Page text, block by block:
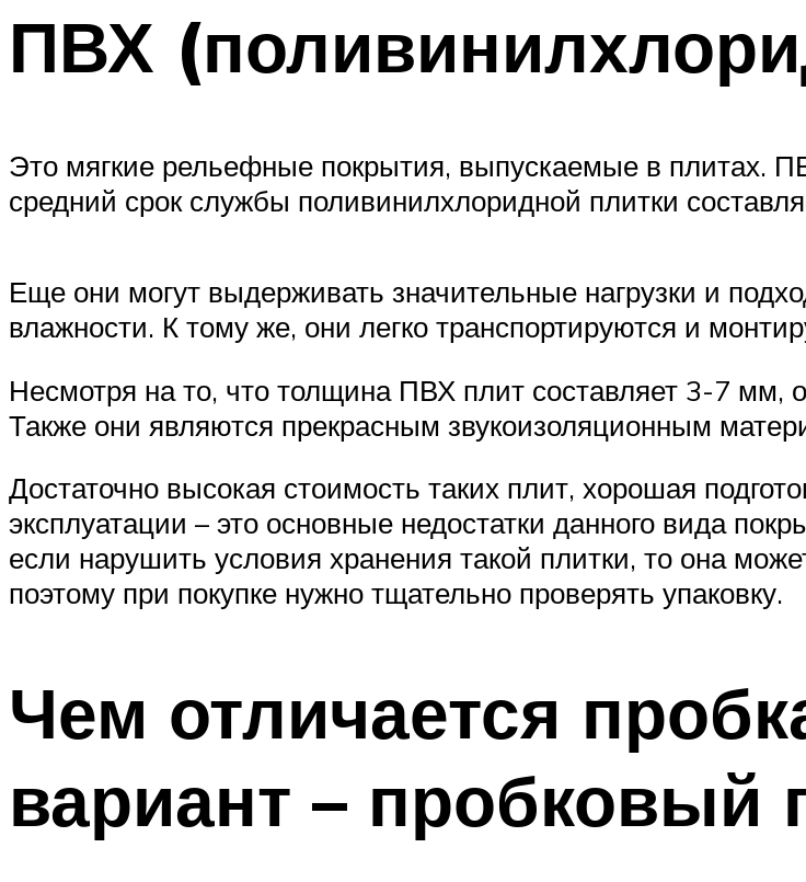
ПВХ
Это мягкие рельефные покрытия, выпускаемые в плитах.
средний срок службы поливинилхлоридной плитки
Еще они могут выдерживать значительные нагрузки и
влажности. К тому же, они легко транспортируются и
Несмотря на то, что толщина ПВХ плит составляет 3-7 мм,
Также они являются прекрасным звукоизоляционным
Достаточно высокая стоимость таких плит, хорошая
эксплуатации – это основные недостатки данного вида
если нарушить условия хранения такой плитки, то она
поэтому при покупке нужно тщательно проверять упаковку.
Чем отличается
вариант – пробковый